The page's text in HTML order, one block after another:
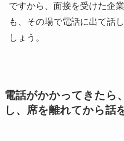
ですから、 面接を受けた企
も、その場で電話に出て話
しょう。
電話がかかってきたら
し、席を離れてから話